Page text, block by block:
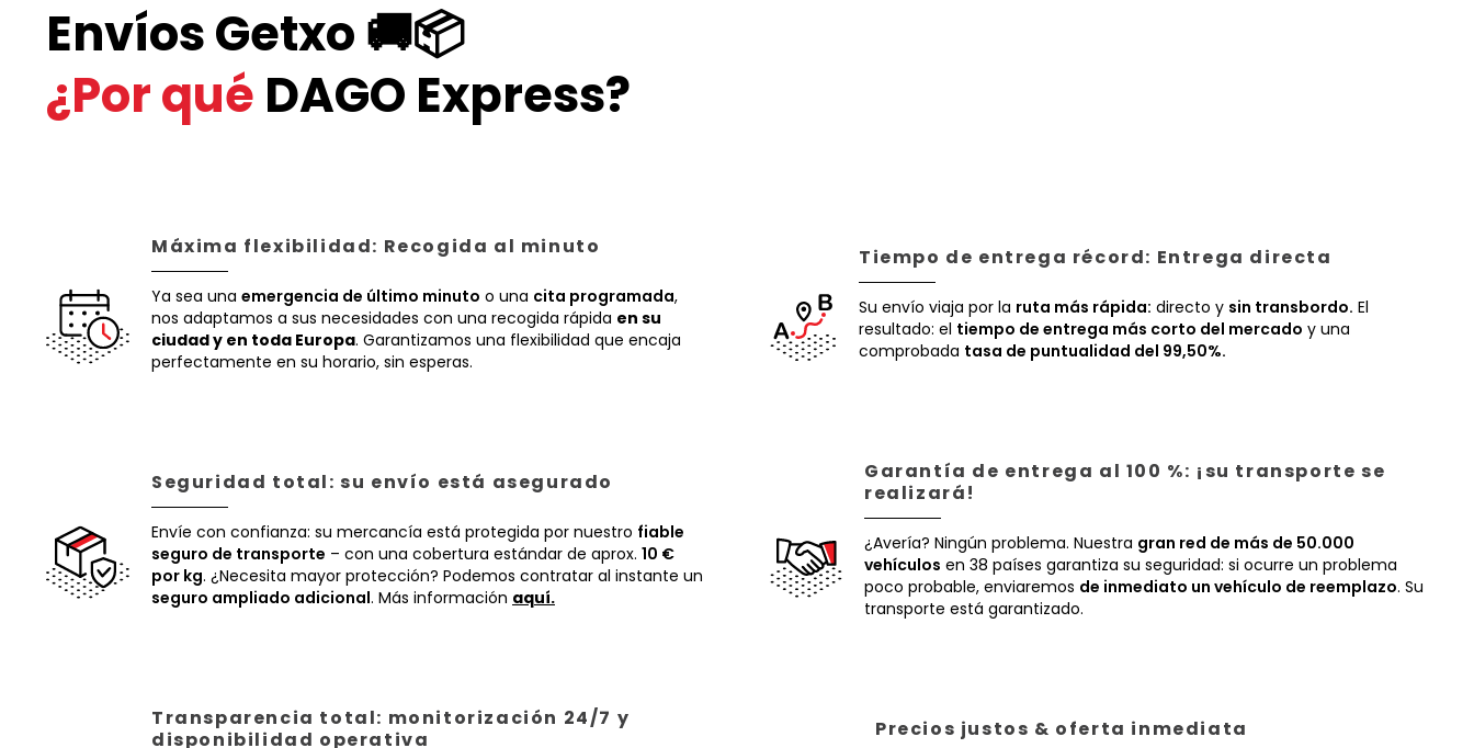
Envíos Getxo 🚚📦
¿Por qué DAGO Express?
Máxima flexibilidad: Recogida al minuto
Ya sea una emergencia de último minuto o una cita programada,
nos adaptamos a sus necesidades con una recogida rápida en su
ciudad y en toda Europa. Garantizamos una flexibilidad que encaja
perfectamente en su horario, sin esperas.
Tiempo de entrega récord: Entrega directa
Su envío viaja por la ruta más rápida: directo y sin transbordo. El
resultado: el tiempo de entrega más corto del mercado y una
comprobada tasa de puntualidad del 99,50%.
Seguridad total: su envío está asegurado
Envíe con confianza: su mercancía está protegida por nuestro fiable
seguro de transporte – con una cobertura estándar de aprox. 10 €
por kg. ¿Necesita mayor protección? Podemos contratar al instante un
seguro ampliado adicional. Más información aquí.
Garantía de entrega al 100 %: ¡su transporte se
realizará!
¿Avería? Ningún problema. Nuestra gran red de más de 50.000
vehículos en 38 países garantiza su seguridad: si ocurre un problema
poco probable, enviaremos de inmediato un vehículo de reemplazo. Su
transporte está garantizado.
Transparencia total: monitorización 24/7 y
disponibilidad operativa
Precios justos & oferta inmediata